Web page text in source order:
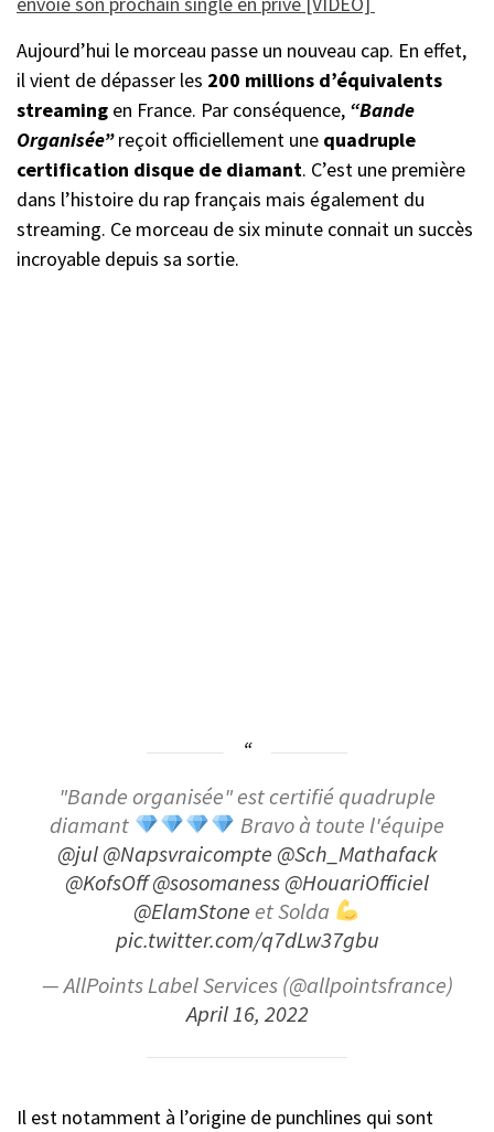
Aujourd’hui le morceau passe un nouveau cap. En effet,
il vient de dépasser les 200 millions d’équivalents
streaming en France. Par conséquence, “Bande
Organisée”reçoit officiellement une quadruple
certification disque de diamant. C’est une première
dans l’histoire du rap français mais également du
streaming. Ce morceau de six minute connait un succès
incroyable depuis sa sortie.
"Bande organisée" est certifié quadruple
diamant
Bravo à toute l'équipe
@jul @Napsvraicompte @Sch_Mathafack
@KofsOff@sosomaness@HouariOfficiel
@ElamStoneet Solda
pic.twitter.com/q7dLw37gbu
— AllPoints Label Services (@allpointsfrance)
April 16, 2022
Il est notamment à l’origine de punchlines qui sont